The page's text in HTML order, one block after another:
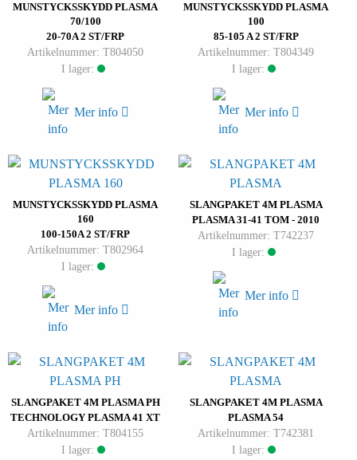
MUNSTYCKSSKYDD PLASMA
70/100
20-70A 2 ST/FRP
Artikelnummer: T804050
I lager:
Mer info
MUNSTYCKSSKYDD PLASMA
100
85-105 A 2 ST/FRP
Artikelnummer: T804349
I lager:
Mer info
MUNSTYCKSSKYDD PLASMA
160
100-150A 2 ST/FRP
Artikelnummer: T802964
I lager:
Mer info
SLANGPAKET 4M PLASMA
PLASMA 31-41 TOM - 2010
Artikelnummer: T742237
I lager:
Mer info
SLANGPAKET 4M PLASMA PH
TECHNOLOGY PLASMA 41 XT
Artikelnummer: T804155
I lager:
SLANGPAKET 4M PLASMA
PLASMA 54
Artikelnummer: T742381
I lager: